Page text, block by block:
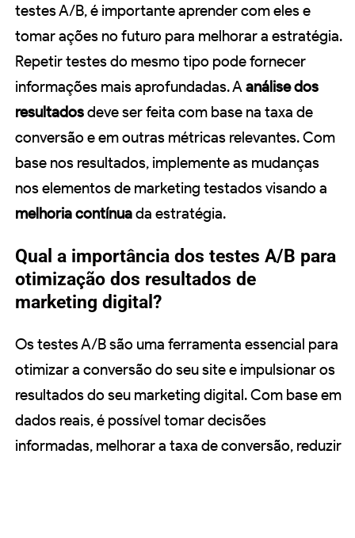
testes A/B, é importante aprender com eles e
tomar ações no futuro para melhorar a estratégia.
Repetir testes do mesmo tipo pode fornecer
informações mais aprofundadas. Aanálise dos
resultadosdeve ser feita com base na taxa de
conversão e em outras métricas relevantes. Com
base nos resultados, implemente as mudanças
nos elementos de marketing testados visando a
melhoria contínuada estratégia.
Qual a importância dos testes A/B para
otimização dos resultados de
marketing digital?
Os testes A/B são uma ferramenta essencial para
otimizar a conversão do seu site e impulsionar os
resultados do seu marketing digital. Com base em
dados reais, é possível tomar decisões
informadas, melhorar a taxa de conversão, reduzir